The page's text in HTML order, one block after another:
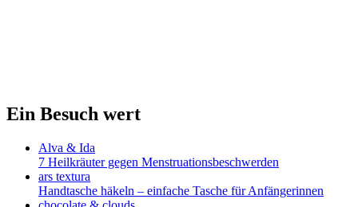
Ein Besuch wert
Alva & Ida
7 Heilkräuter gegen Menstruationsbeschwerden
ars textura
Handtasche häkeln – einfache Tasche für Anfängerinnen